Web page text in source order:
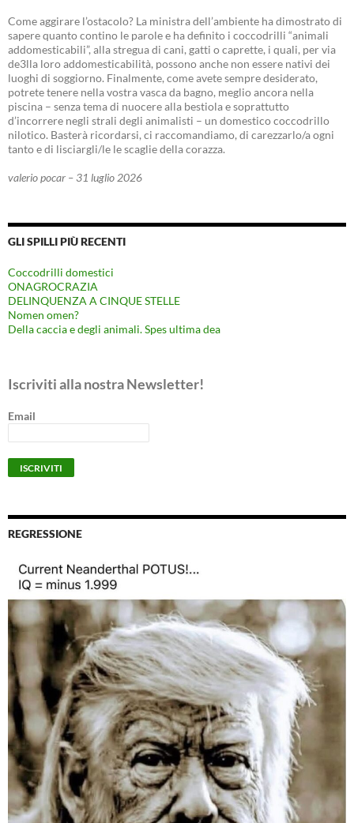
Come aggirare l’ostacolo? La ministra dell’ambiente ha dimostrato di
sapere quanto contino le parole e ha definito i coccodrilli “animali
addomesticabili”, alla stregua di cani, gatti o caprette, i quali, per via
de3lla loro addomesticabilità, possono anche non essere nativi dei
luoghi di soggiorno. Finalmente, come avete sempre desiderato,
potrete tenere nella vostra vasca da bagno, meglio ancora nella
piscina – senza tema di nuocere alla bestiola e soprattutto
d’incorrere negli strali degli animalisti – un domestico coccodrillo
nilotico. Basterà ricordarsi, ci raccomandiamo, di carezzarlo/a ogni
tanto e di lisciargli/le le scaglie della corazza.
valerio pocar – 31 luglio 2026
GLI SPILLI PIÙ RECENTI
Coccodrilli domestici
ONAGROCRAZIA
DELINQUENZA A CINQUE STELLE
Nomen omen?
Della caccia e degli animali. Spes ultima dea
Iscriviti alla nostra Newsletter!
Email
REGRESSIONE